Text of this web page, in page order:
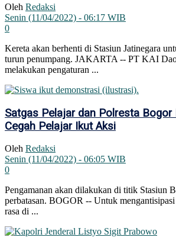
Oleh Redaksi
Senin (11/04/2022) - 06:17 WIB
0
Kereta akan berhenti di Stasiun Jatinegara
turun penumpang. JAKARTA -- PT KAI
melakukan pengaturan ...
Satgas Pelajar dan Polresta Bogor
Cegah Pelajar Ikut Aksi
Oleh Redaksi
Senin (11/04/2022) - 06:05 WIB
0
Pengamanan akan dilakukan di titik Stasiun
perbatasan. BOGOR -- Untuk
rasa di ...